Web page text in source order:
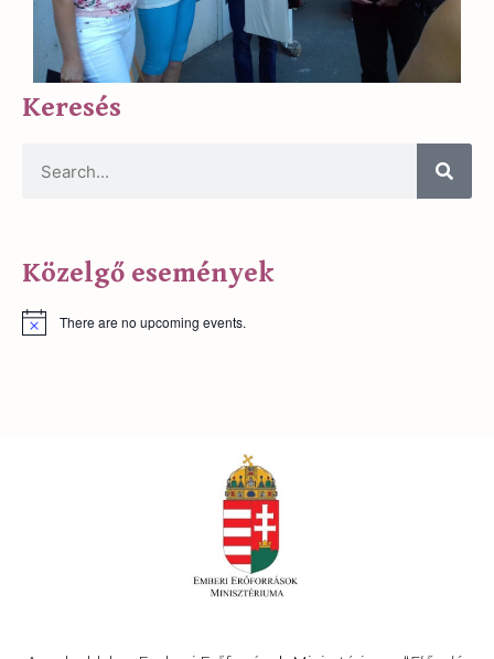
Keresés
Közelgő események
There are no upcoming events.